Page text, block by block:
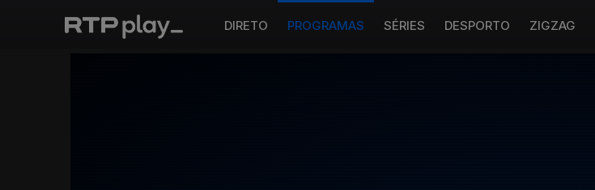
DIRETO PROGRAMAS SÉRIES DESPORTO ZIGZAG